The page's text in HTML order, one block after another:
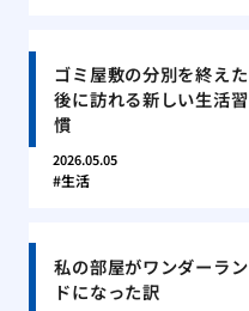
ゴミ屋敷の分別を終えた
後に訪れる新しい生活習
慣
2026.05.05
生活
私の部屋がワンダーラン
ドになった訳